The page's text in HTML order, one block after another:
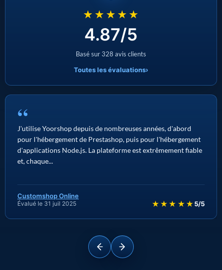
★★★★★
4.87/5
Basé sur 328 avis clients
Toutes les évaluations›
“
J'utilise Yoorshop depuis de nombreuses années, d'abord
pour l'hébergement de Prestashop, puis pour l'hébergement
d'applications Node.js. La plateforme est extrêmement fiable
et, chaque...
Customshop Online
Évalué le 31 juil 2025 ★★★★★ 5/5